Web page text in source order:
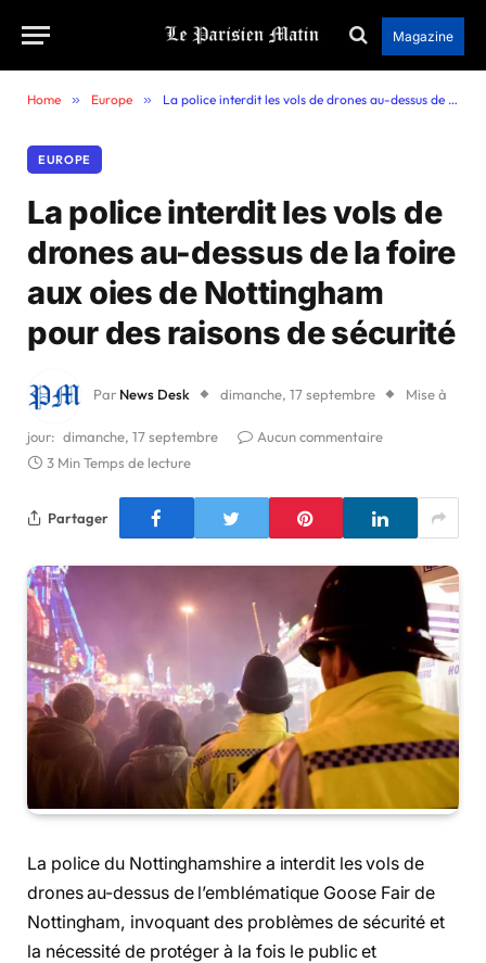
Magazine
Home » Europe » La police interdit les vols de drones au-dessus de la foire aux oies de Nottingham pour des raisons de sécurité
EUROPE
La police interdit les vols de
drones au-dessus de la foire
aux oies de Nottingham
pour des raisons de sécurité
Par News Desk dimanche, 17 septembre Mise à
jour: dimanche, 17 septembre
Aucun commentaire
3 Min Temps de lecture
Partager
La police du Nottinghamshire a interdit les vols de
drones au-dessus de l’emblématique Goose Fair de
Nottingham, invoquant des problèmes de sécurité et
la nécessité de protéger à la fois le public et